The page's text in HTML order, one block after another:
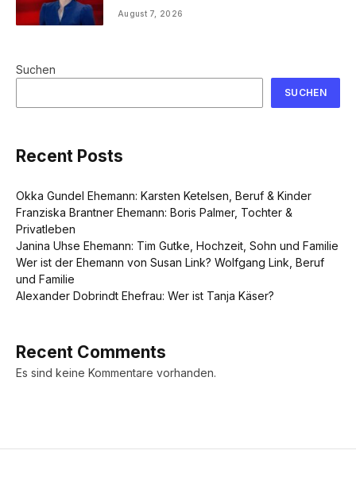
August 7, 2026
Suchen
SUCHEN
Recent Posts
Okka Gundel Ehemann: Karsten Ketelsen, Beruf & Kinder
Franziska Brantner Ehemann: Boris Palmer, Tochter &
Privatleben
Janina Uhse Ehemann: Tim Gutke, Hochzeit, Sohn und Familie
Wer ist der Ehemann von Susan Link? Wolfgang Link, Beruf
und Familie
Alexander Dobrindt Ehefrau: Wer ist Tanja Käser?
Recent Comments
Es sind keine Kommentare vorhanden.